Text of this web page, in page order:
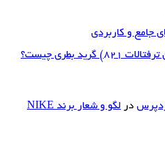
جامع و کاربردی
در لگو و شعار برند NIKE